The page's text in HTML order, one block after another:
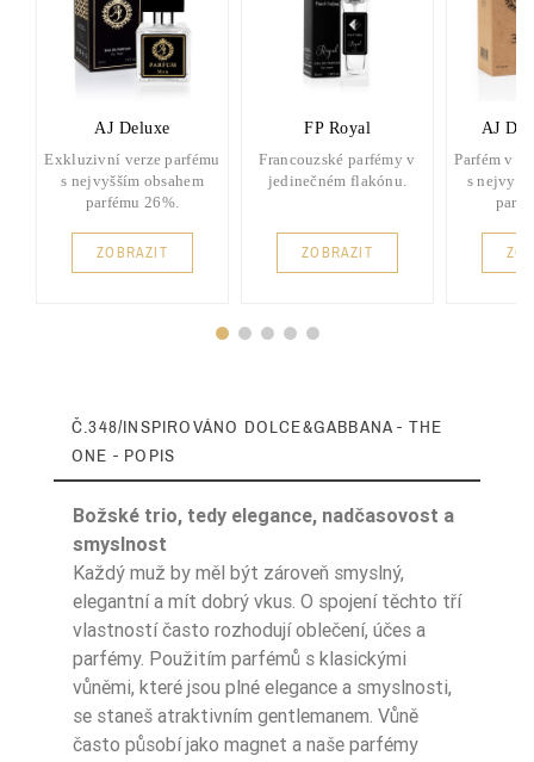
AJ Deluxe
Exkluzivní verze parfému
s nejvyšším obsahem
parfému 26%.
ZOBRAZIT
FP Royal
Francouzské parfémy v
jedinečném flakónu.
ZOBRAZIT
AJ
Parfém v
s
Č.348/INSPIROVÁNO DOLCE&GABBANA - THE
ONE - POPIS
Božské trio, tedy elegance, nadčasovost a
smyslnost
Každý muž by měl být zároveň smyslný,
elegantní a mít dobrý vkus. O spojení těchto tří
vlastností často rozhodují oblečení, účes a
parfémy. Použitím parfémů s klasickými
vůněmi, které jsou plné elegance a smyslnosti,
se staneš atraktivním gentlemanem. Vůně
často působí jako magnet a naše parfémy
Typ Zapachu Korzenne
Typ Zapachu Orientalne
Pora Roku Zima